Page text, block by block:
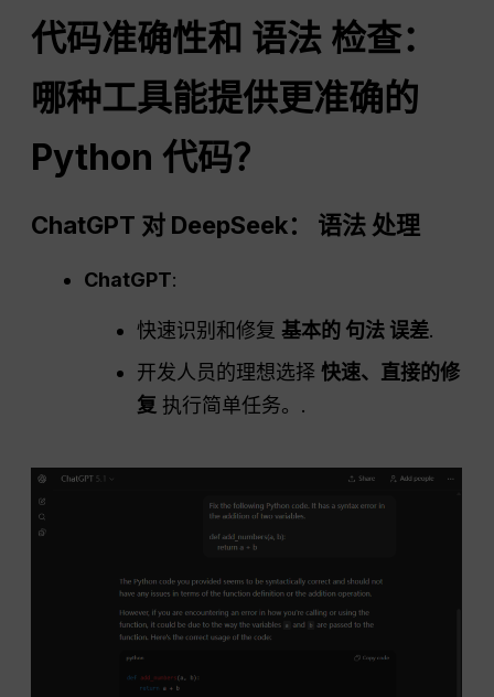
代码准确性和 语法 检查：
哪种工具能提供更准确的
Python 代码？
ChatGPT 对 DeepSeek： 语法 处理
ChatGPT:
快速识别和修复基本的 句法 误差.
开发人员的理想选择快速、直接的修
复 执行简单任务。.